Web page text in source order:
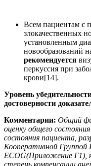
Всем пациентам с
злокачественных
установленным
новообразований
рекомендуется
перкуссия при
крови[14].
Уровень
достоверности
Комментарии: Общий
оценку общего
состояния пациента,
Кооперативной Группой
ECOG(Приложение Г1),